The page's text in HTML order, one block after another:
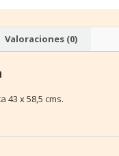
Valoraciones (0)
43 x 58,5 cms.